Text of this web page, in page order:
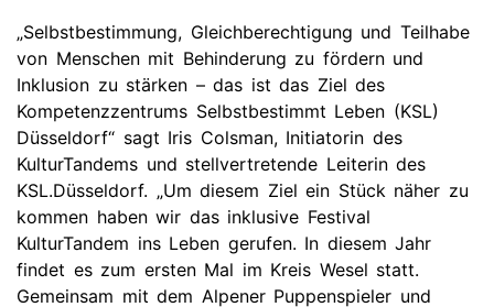
„Selbstbestimmung, Gleichberechtigung und Teilhabe
von Menschen mit Behinderung zu fördern und
Inklusion zu stärken – das ist das Ziel des
Kompetenzzentrums Selbstbestimmt Leben (KSL)
Düsseldorf“ sagt Iris Colsman, Initiatorin des
KulturTandems und stellvertretende Leiterin des
KSL.Düsseldorf. „Um diesem Ziel ein Stück näher zu
kommen haben wir das inklusive Festival
KulturTandem ins Leben gerufen. In diesem Jahr
findet es zum ersten Mal im Kreis Wesel statt.
Gemeinsam mit dem Alpener Puppenspieler und